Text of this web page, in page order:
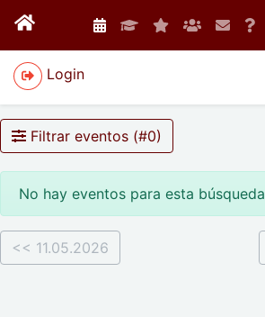
Login
Filtrar eventos (#0)
No hay eventos para esta búsqueda
<< 11.05.2026